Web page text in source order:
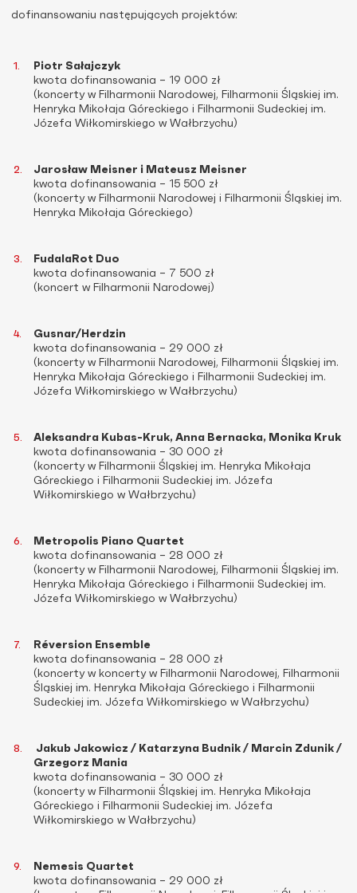
dofinansowaniu następujących projektów:
Piotr Sałajczyk
kwota dofinansowania – 19 000 zł
(koncerty w Filharmonii Narodowej, Filharmonii Śląskiej im.
Henryka Mikołaja Góreckiego i Filharmonii Sudeckiej im.
Józefa Wiłkomirskiego w Wałbrzychu)
Jarosław Meisner i Mateusz Meisner
kwota dofinansowania – 15 500 zł
(koncerty w Filharmonii Narodowej i Filharmonii Śląskiej im.
Henryka Mikołaja Góreckiego)
FudalaRot Duo
kwota dofinansowania – 7 500 zł
(koncert w Filharmonii Narodowej)
Gusnar/Herdzin
kwota dofinansowania – 29 000 zł
(koncerty w Filharmonii Narodowej, Filharmonii Śląskiej im.
Henryka Mikołaja Góreckiego i Filharmonii Sudeckiej im.
Józefa Wiłkomirskiego w Wałbrzychu)
Aleksandra Kubas-Kruk, Anna Bernacka, Monika Kruk
kwota dofinansowania – 30 000 zł
(koncerty w Filharmonii Śląskiej im. Henryka Mikołaja
Góreckiego i Filharmonii Sudeckiej im. Józefa
Wiłkomirskiego w Wałbrzychu)
Metropolis Piano Quartet
kwota dofinansowania – 28 000 zł
(koncerty w Filharmonii Narodowej, Filharmonii Śląskiej im.
Henryka Mikołaja Góreckiego i Filharmonii Sudeckiej im.
Józefa Wiłkomirskiego w Wałbrzychu)
Réversion Ensemble
kwota dofinansowania – 28 000 zł
(koncerty w koncerty w Filharmonii Narodowej, Filharmonii
Śląskiej im. Henryka Mikołaja Góreckiego i Filharmonii
Sudeckiej im. Józefa Wiłkomirskiego w Wałbrzychu)
Jakub Jakowicz / Katarzyna Budnik / Marcin Zdunik /
Grzegorz Mania
kwota dofinansowania – 30 000 zł
(koncerty w Filharmonii Śląskiej im. Henryka Mikołaja
Góreckiego i Filharmonii Sudeckiej im. Józefa
Wiłkomirskiego w Wałbrzychu)
Nemesis Quartet
kwota dofinansowania – 29 000 zł